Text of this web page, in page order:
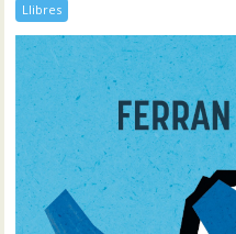
Llibres